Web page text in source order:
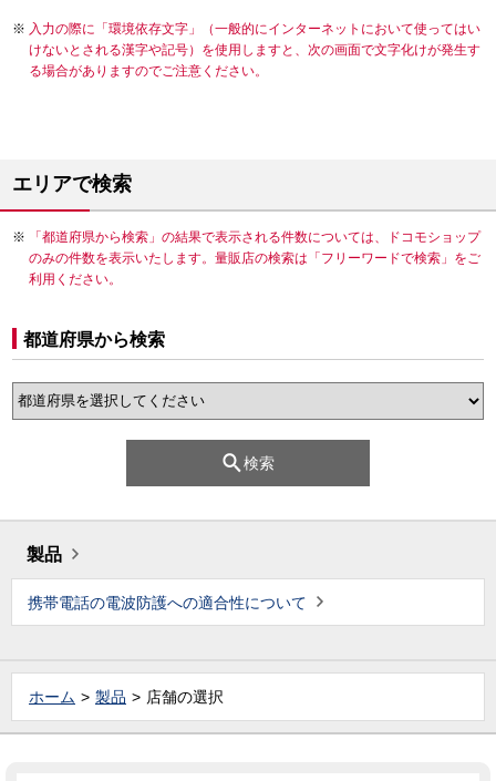
入力の際に「環境依存文字」（一般的にインターネットにおいて使ってはい
けないとされる漢字や記号）を使用しますと、次の画面で文字化けが発生す
る場合がありますのでご注意ください。
エリアで検索
「都道府県から検索」の結果で表示される件数については、ドコモショップ
のみの件数を表示いたします。量販店の検索は「フリーワードで検索」をご
利用ください。
都道府県から検索
検索
製品
携帯電話の電波防護への適合性について
ホーム 製品 店舗の選択